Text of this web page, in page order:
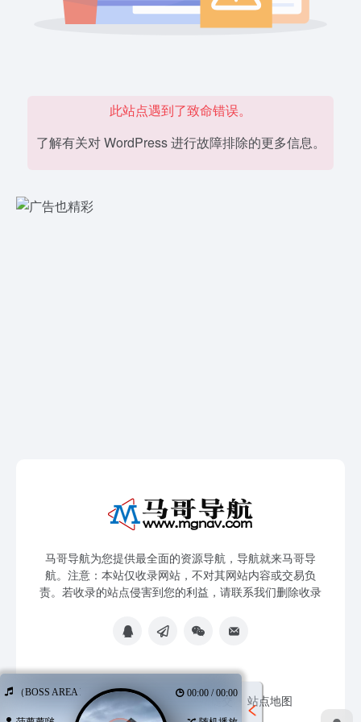
此站点遇到了致命错误。
了解有关对 WordPress 进行故障排除的更多信息。
马哥导航为您提供最全面的资源导航，导航就来马哥导
航。注意：本站仅收录网站，不对其网站内容或交易负
责。若收录的站点侵害到您的利益，请联系我们删除收录
免责声明 友链申请 网站提交 站点地图
场（BOSS AREA REMIX） 00:00 / 00:00